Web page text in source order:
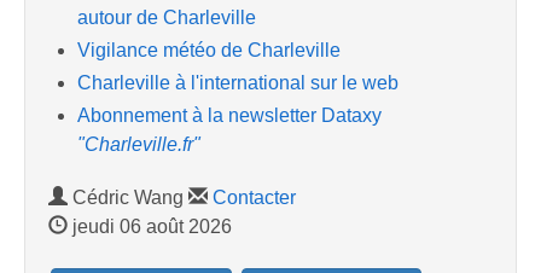
autour de Charleville
Vigilance météo de Charleville
Charleville à l'international sur le web
Abonnement à la newsletter Dataxy
"Charleville.fr"
Cédric Wang
Contacter
jeudi 06 août 2026